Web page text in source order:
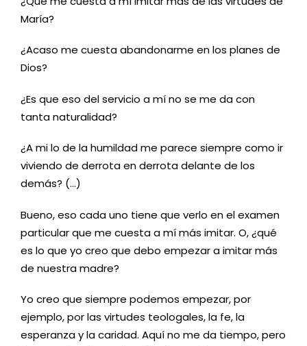
María?
¿Acaso me cuesta abandonarme en los planes de
Dios?
¿Es que eso del servicio a mí no se me da con
tanta naturalidad?
¿A mi lo de la humildad me parece siempre como ir
viviendo de derrota en derrota delante de los
demás? (…)
Bueno, eso cada uno tiene que verlo en el examen
particular que me cuesta a mí más imitar. O, ¿qué
es lo que yo creo que debo empezar a imitar más
de nuestra madre?
Yo creo que siempre podemos empezar, por
ejemplo, por las virtudes teologales, la fe, la
esperanza y la caridad. Aquí no me da tiempo, pero